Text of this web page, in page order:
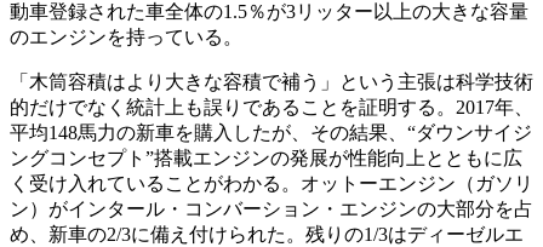
動車登録された車全体の1.5％が3リッター以上の大きな容量
のエンジンを持っている。
「木筒容積はより大きな容積で補う」という主張は科学技術
的だけでなく統計上も誤りであることを証明する。2017年、
平均148馬力の新車を購入したが、その結果、“ダウンサイジ
ングコンセプト”搭載エンジンの発展が性能向上とともに広
く受け入れていることがわかる。オットーエンジン（ガソリ
ン）がインタール・コンバーション・エンジンの大部分を占
め、新車の2/3に備え付けられた。残りの1/3はディーゼルエ